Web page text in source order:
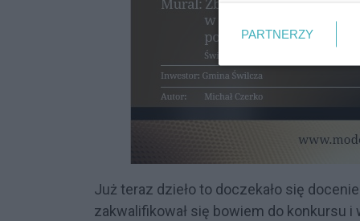
Już teraz dzieło to doczekało się
zakwalifikował się bowiem do konkursu
PARTNERZY